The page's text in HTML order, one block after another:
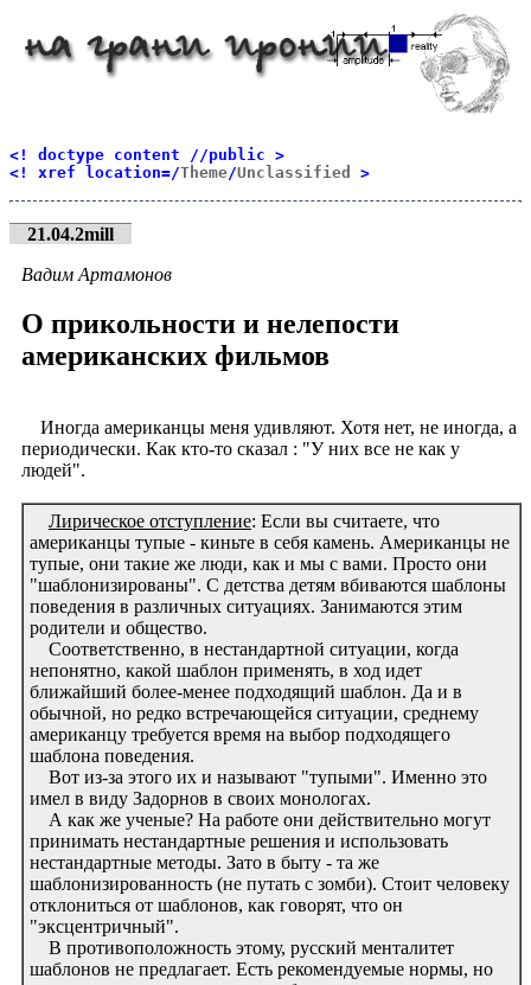
<! doctype content //public >
<! xref location=/Theme/Unclassified >
21.04.2mill
Вадим Артамонов
О прикольности и нелепости
американских фильмов
Иногда американцы меня удивляют. Хотя нет, не иногда, а
периодически. Как кто-то сказал : "У них все не как у
людей".
Лирическое отступление: Если вы считаете, что
американцы тупые - киньте в себя камень. Американцы не
тупые, они такие же люди, как и мы с вами. Просто они
"шаблонизированы". С детства детям вбиваются шаблоны
поведения в различных ситуациях. Занимаются этим
родители и общество.
Соответственно, в нестандартной ситуации, когда
непонятно, какой шаблон применять, в ход идет
ближайший более-менее подходящий шаблон. Да и в
обычной, но редко встречающейся ситуации, среднему
американцу требуется время на выбор подходящего
шаблона поведения.
Вот из-за этого их и называют "тупыми". Именно это
имел в виду Задорнов в своих монологах.
А как же ученые? На работе они действительно могут
принимать нестандартные решения и использовать
нестандартные методы. Зато в быту - та же
шаблонизированность (не путать с зомби). Стоит человеку
отклониться от шаблонов, как говорят, что он
"эксцентричный".
В противоположность этому, русский менталитет
шаблонов не предлагает. Есть рекомендуемые нормы, но